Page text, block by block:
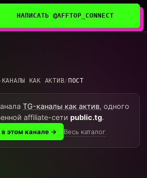
НАПИСАТЬ @AFFTOP_CONNECT
КАНАЛЫ КАК АКТИВ/ ПОСТ
TG-каналы как актив, одного
affiliate-сети public.tg.
этом канале → Весь каталог